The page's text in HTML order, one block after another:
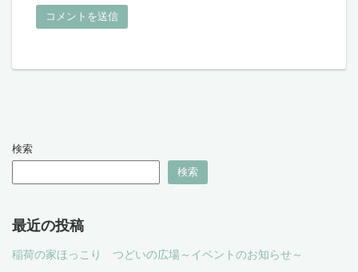
検索
検索
最近の投稿
稲荷の家ほっこり つどいの広場～イベントのお知らせ～